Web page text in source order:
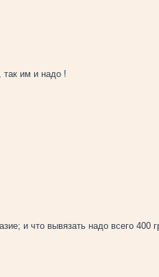
так им и надо !
и что вывязать надо всего 400